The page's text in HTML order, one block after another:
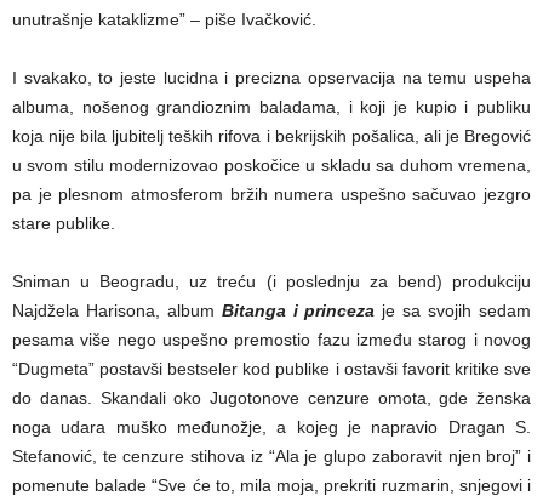
unutrašnje kataklizme” – piše Ivačković.
I svakako, to jeste lucidna i precizna opservacija na temu uspeha
albuma, nošenog grandioznim baladama, i koji je kupio i publiku
koja nije bila ljubitelj teških rifova i bekrijskih pošalica, ali je Bregović
u svom stilu modernizovao poskočice u skladu sa duhom vremena,
pa je plesnom atmosferom bržih numera uspešno sačuvao jezgro
stare publike.
Sniman u Beogradu, uz treću (i poslednju za bend) produkciju
Najdžela Harisona, album Bitanga i princeza je sa svojih sedam
pesama više nego uspešno premostio fazu između starog i novog
“Dugmeta” postavši bestseler kod publike i ostavši favorit kritike sve
do danas. Skandali oko Jugotonove cenzure omota, gde ženska
noga udara muško međunožje, a kojeg je napravio Dragan S.
Stefanović, te cenzure stihova iz “Ala je glupo zaboravit njen broj” i
pomenute balade “Sve će to, mila moja, prekriti ruzmarin, snjegovi i